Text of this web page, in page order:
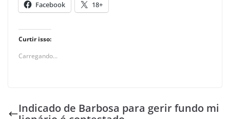
Facebook 18+
Curtir isso:
Carregando...
Indicado de Barbosa para gerir fundo mi